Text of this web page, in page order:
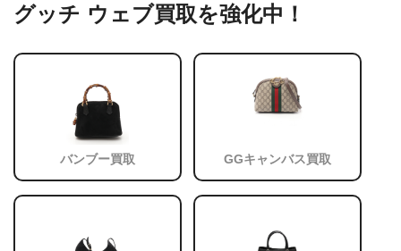
グッチ ウェブ買取を強化中！
バンブー買取 GGキャンバス買取